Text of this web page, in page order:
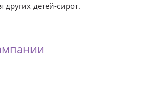
других детей-сирот.